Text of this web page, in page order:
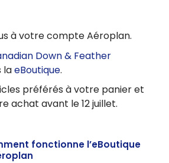
à votre compte Aéroplan.
Down & Feather
laeBoutique.
préférés à votre panier et
achat avant le 12 juillet.
fonctionne l’eBoutique